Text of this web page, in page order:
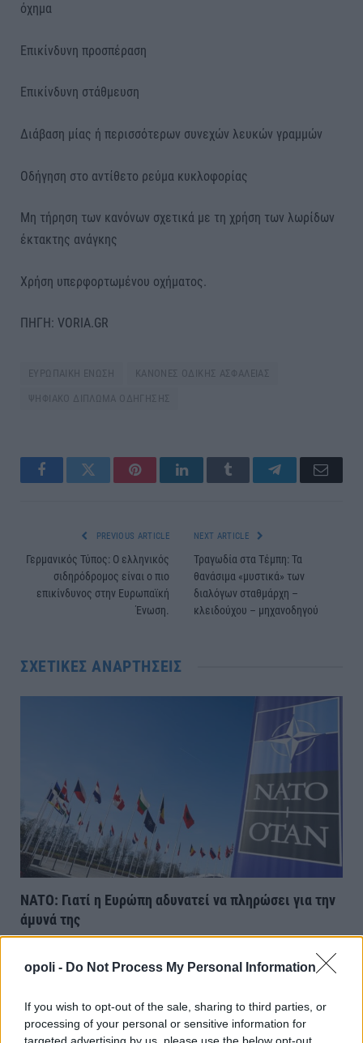
opoli - Do Not Process My Personal Information
If you wish to opt-out of the sale, sharing to third parties, or
processing of your personal or sensitive information for
όχημα
Επικίνδυνη προσπέραση
Επικίνδυνη στάθμευση
Διάβαση μίας ή περισσότερων συνεχών λευκών γραμμών
Οδήγηση στο αντίθετο ρεύμα κυκλοφορίας
Μη τήρηση των κανόνων σχετικά με τη χρήση των λωρίδων
έκτακτης ανάγκης
Χρήση υπερφορτωμένου οχήματος.
ΠΗΓΗ: VORIA.GR
ΕΥΡΩΠΑΙΚΗ ΕΝΩΣΗ ΚΑΝΟΝΕΣ ΟΔΙΚΗΣ ΑΣΦΑΛΕΙΑΣ
ΨΗΦΙΑΚΟ ΔΙΠΛΩΜΑ ΟΔΗΓΗΣΗΣ
FacebookTwitter PinterestLinkedInTumblr TelegramEmail
PREVIOUS ARTICLE
Γερμανικός Τύπος: Ο ελληνικός
σιδηρόδρομος είναι ο πιο
επικίνδυνος στην Ευρωπαϊκή
Ένωση.
NEXT ARTICLE
Τραγωδία στα Τέμπη: Τα
θανάσιμα «μυστικά» των
διαλόγων σταθμάρχη –
κλειδούχου – μηχανοδηγού
ΣΧΕΤΙΚΈΣ ΑΝΑΡΤΉΣΕΙΣ
NATO: Γιατί η Ευρώπη αδυνατεί να πληρώσει για την
άμυνά της